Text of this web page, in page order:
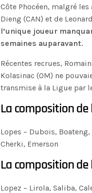
Côte Phocéen, malgré les
Dieng (CAN) et de
l’unique joueur
semaines auparavant.
Récentes recrues,
Kolasinac (OM) ne
transmise à la Ligue par
La composition de
Lopes – Dubois,
Cherki, Emerson
La composition de
Lopez – Lirola, Saliba,